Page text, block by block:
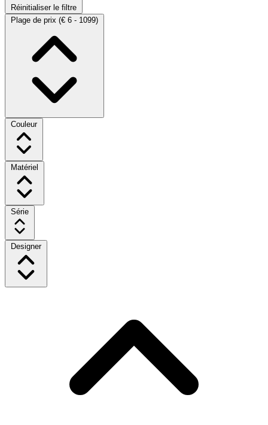
Réinitialiser le filtre
Plage de prix (€ 6 - 1099)
Couleur
Matériel
Série
Designer